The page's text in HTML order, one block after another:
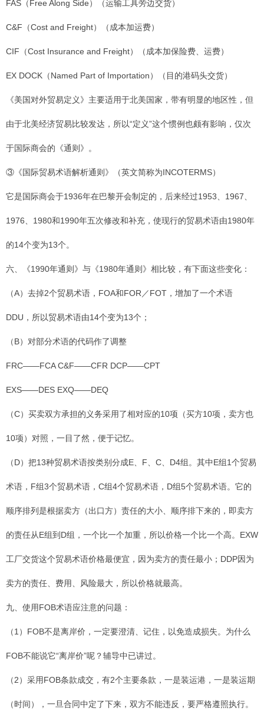
FAS（Free Along Side）（运输工具旁边交货）
C&F（Cost and Freight）（成本加运费）
CIF（Cost Insurance and Freight）（成本加保险费、运费）
EX DOCK（Named Part of Importation）（目的港码头交货）
《美国对外贸易定义》主要适用于北美国家，带有明显的地区性，但
由于北美经济贸易比较发达，所以“定义”这个惯例也颇有影响，仅次
于国际商会的《通则》。
③《国际贸易术语解析通则》（英文简称为INCOTERMS）
它是国际商会于1936年在巴黎开会制定的，后来经过1953、1967、
1976、1980和1990年五次修改和补充，使现行的贸易术语由1980年
的14个变为13个。
六、《1990年通则》与《1980年通则》相比较，有下面这些变化：
（A）去掉2个贸易术语，FOA和FOR／FOT，增加了一个术语
DDU，所以贸易术语由14个变为13个；
（B）对部分术语的代码作了调整
FRC——FCA C&F——CFR DCP——CPT
EXS——DES EXQ——DEQ
（C）买卖双方承担的义务采用了相对应的10项（买方10项，卖方也
10项）对照，一目了然，便于记忆。
（D）把13种贸易术语按类别分成E、F、C、D4组。其中E组1个贸易
术语，F组3个贸易术语，C组4个贸易术语，D组5个贸易术语。它的
顺序排列是根据卖方（出口方）责任的大小、顺序排下来的，即卖方
的责任从E组到D组，一个比一个加重，所以价格一个比一个高。EXW
工厂交货这个贸易术语价格最便宜，因为卖方的责任最小；DDP因为
卖方的责任、费用、风险最大，所以价格就最高。
九、使用FOB术语应注意的问题：
（1）FOB不是离岸价，一定要澄清、记住，以免造成损失。为什么
FOB不能说它“离岸价”呢？辅导中已讲过。
（2）采用FOB条款成交，有2个主要条款，一是装运港，一是装运期
（时间），一旦合同中定了下来，双方不能违反，要严格遵照执行。